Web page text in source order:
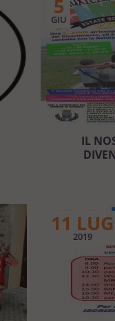
5
GIU
IL
11 LUG
2019